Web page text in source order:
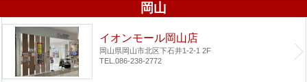
岡山
イオンモール岡山店
岡山県岡山市北区下石井1-2-1 2F
TEL.086-238-2772